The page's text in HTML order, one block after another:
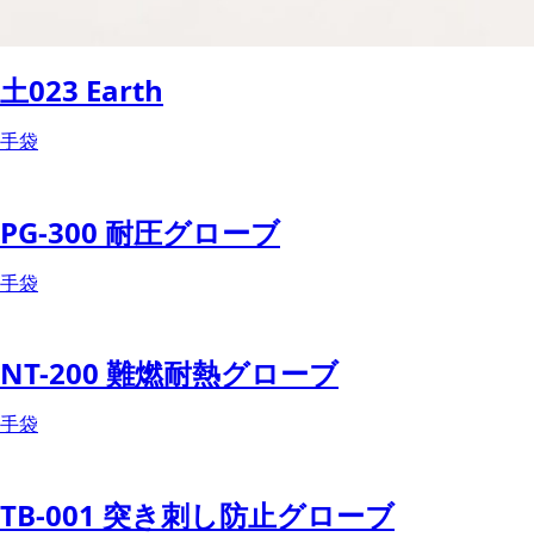
土023 Earth
手袋
PG-300 耐圧グローブ
手袋
NT-200 難燃耐熱グローブ
手袋
TB-001 突き刺し防止グローブ